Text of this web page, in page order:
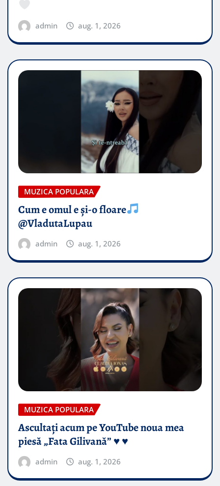
admin aug. 1, 2026
MUZICA POPULARA
Cum e omul e și-o floare
@VladutaLupau
admin aug. 1, 2026
MUZICA POPULARA
Ascultați acum pe YouTube noua mea
piesă „Fata Gilivană” ♥️ ♥️
admin aug. 1, 2026